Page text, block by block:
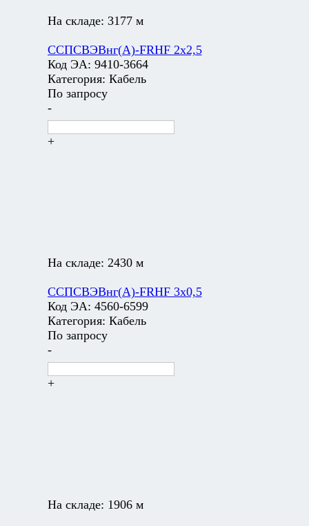
На складе: 3177 м
ССПСВЭВнг(А)-FRHF 2х2,5
Код ЭА: 9410-3664
Категория: Кабель
По запросу
-
+
На складе: 2430 м
ССПСВЭВнг(А)-FRHF 3х0,5
Код ЭА: 4560-6599
Категория: Кабель
По запросу
-
+
На складе: 1906 м